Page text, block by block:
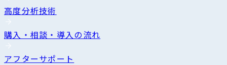
高度分析技術
購入・相談・導入の流れ
アフターサポート